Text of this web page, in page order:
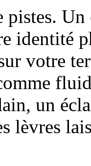
identité
votre
un
lèvres